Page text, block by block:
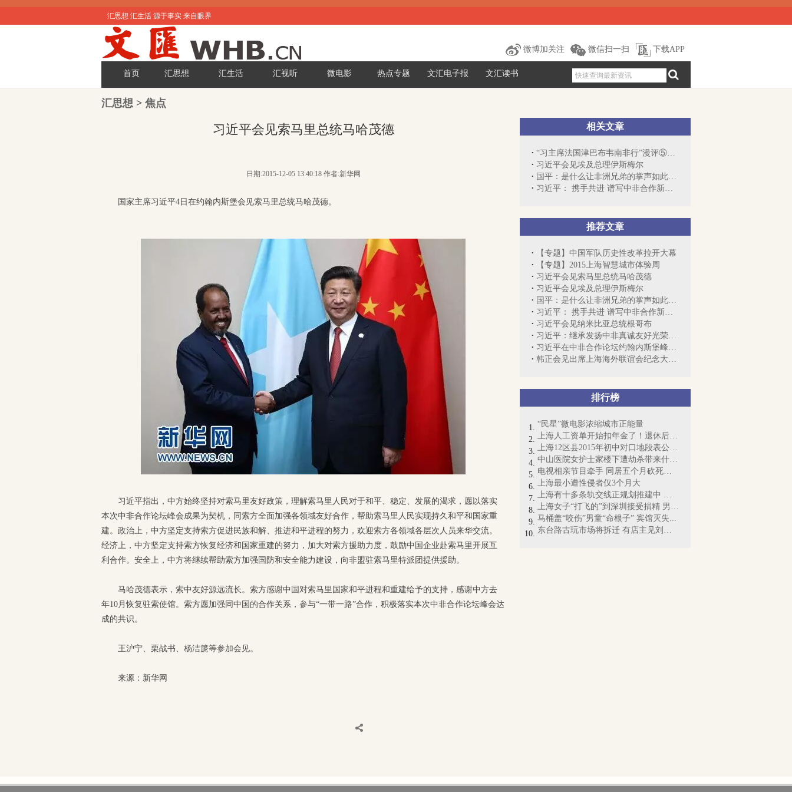
汇思想 汇生活 源于事实 来自眼界
微博加关注 微信扫一扫 下载APP
首页 汇思想 汇生活 汇视听 微电影 热点专题 文汇电子报 文汇读书
汇思想 > 焦点
相关文章
“习主席法国津巴布韦南非行”漫评⑤：“...
习近平会见埃及总理伊斯梅尔
国平：是什么让非洲兄弟的掌声如此热烈？
习近平： 携手共进 谱写中非合作新篇章
推荐文章
【专题】中国军队历史性改革拉开大幕
【专题】2015上海智慧城市体验周
习近平会见索马里总统马哈茂德
习近平会见埃及总理伊斯梅尔
国平：是什么让非洲兄弟的掌声如此热烈？
习近平： 携手共进 谱写中非合作新篇章
习近平会见纳米比亚总统根哥布
习近平：继承发扬中非真诚友好光荣传统 ...
习近平在中非合作论坛约翰内斯堡峰会开幕...
韩正会见出席上海海外联谊会纪念大会嘉宾...
排行榜
“民星”微电影浓缩城市正能量
上海人工资单开始扣年金了！退休后能拿多...
上海12区县2015年初中对口地段表公布（附...
中山医院女护士家楼下遭劫杀带来什么警示
电视相亲节目牵手 同居五个月砍死女友
上海最小遭性侵者仅3个月大
上海有十多条轨交线正规划推建中 最新进...
上海女子“打飞的”到深圳接受捐精 男子...
马桶盖“咬伤”男童“命根子” 宾馆灭失...
东台路古玩市场将拆迁 有店主见刘德华扫...
习近平会见索马里总统马哈茂德
日期:2015-12-05 13:40:18 作者:新华网
国家主席习近平4日在约翰内斯堡会见索马里总统马哈茂德。
习近平指出，中方始终坚持对索马里友好政策，理解索马里人民对于和平、稳定、发展的渴求，愿以落实
本次中非合作论坛峰会成果为契机，同索方全面加强各领域友好合作，帮助索马里人民实现持久和平和国家重
建。政治上，中方坚定支持索方促进民族和解、推进和平进程的努力，欢迎索方各领域各层次人员来华交流。
经济上，中方坚定支持索方恢复经济和国家重建的努力，加大对索方援助力度，鼓励中国企业赴索马里开展互
利合作。安全上，中方将继续帮助索方加强国防和安全能力建设，向非盟驻索马里特派团提供援助。
马哈茂德表示，索中友好源远流长。索方感谢中国对索马里国家和平进程和重建给予的支持，感谢中方去
年10月恢复驻索使馆。索方愿加强同中国的合作关系，参与“一带一路”合作，积极落实本次中非合作论坛峰会达
成的共识。
王沪宁、栗战书、杨洁篪等参加会见。
来源：新华网